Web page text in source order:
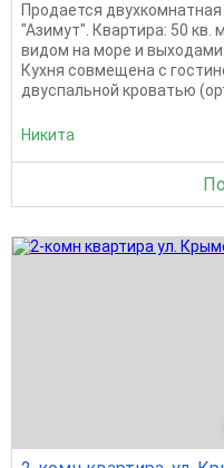
Продается
"Азимут". Квартира: 50
видом на море и выходами
Кухня совмещена с
двуспальной кроватью
Никита